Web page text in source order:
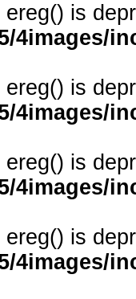
ereg() is
4images/
ereg() is
4images/
ereg() is
4images/
ereg() is
4images/